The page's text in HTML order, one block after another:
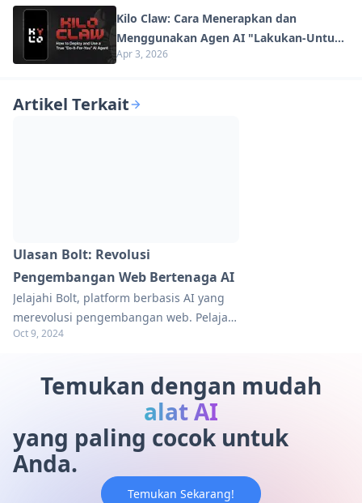
Kilo Claw: Cara Menerapkan dan
Menggunakan Agen AI "Lakukan-Untuk-
Anda" Sejati (Pembaruan 2026)
Apr 3, 2026
Artikel Terkait
Ulasan Bolt: Revolusi
Pengembangan Web Bertenaga AI
Jelajahi Bolt, platform berbasis AI yang
merevolusi pengembangan web. Pelajari
bagaimana platform ini memperlancar
peramban. Temukan tips praktis dalam
panduan kami.
Oct 9, 2024
Temukan dengan mudah
alat AI
yang paling cocok untuk
Anda.
Temukan Sekarang!